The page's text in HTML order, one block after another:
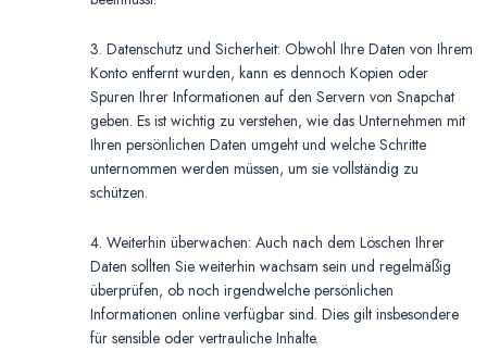
3. Datenschutz und Sicherheit: Obwohl Ihre Daten von Ihrem
Konto entfernt wurden, kann es dennoch Kopien oder
Spuren Ihrer Informationen auf den Servern von Snapchat
geben. Es ist wichtig zu verstehen, wie das Unternehmen mit
Ihren persönlichen Daten umgeht und welche Schritte
unternommen werden müssen, um sie vollständig zu
schützen.
4. Weiterhin überwachen: Auch nach dem Löschen Ihrer
Daten sollten Sie weiterhin wachsam sein und regelmäßig
überprüfen, ob noch irgendwelche persönlichen
Informationen online verfügbar sind. Dies gilt insbesondere
für sensible oder vertrauliche Inhalte.